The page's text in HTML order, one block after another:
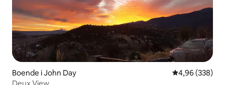
Boende i John Day 4,96 av 5 i
4,96 (338)